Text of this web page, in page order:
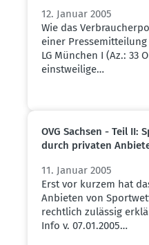
12. Januar 2005
Wie das
einer
LG München I (Az.: 33
einstweilige…
OVG Sachsen - Teil II:
durch privaten
11. Januar 2005
Erst vor kurzem hat
Anbieten von
rechtlich zulässig
Info v. 07.01.2005…